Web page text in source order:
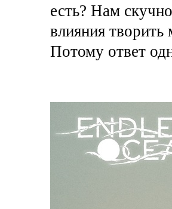
есть? Нам
влияния творить
Потому ответ